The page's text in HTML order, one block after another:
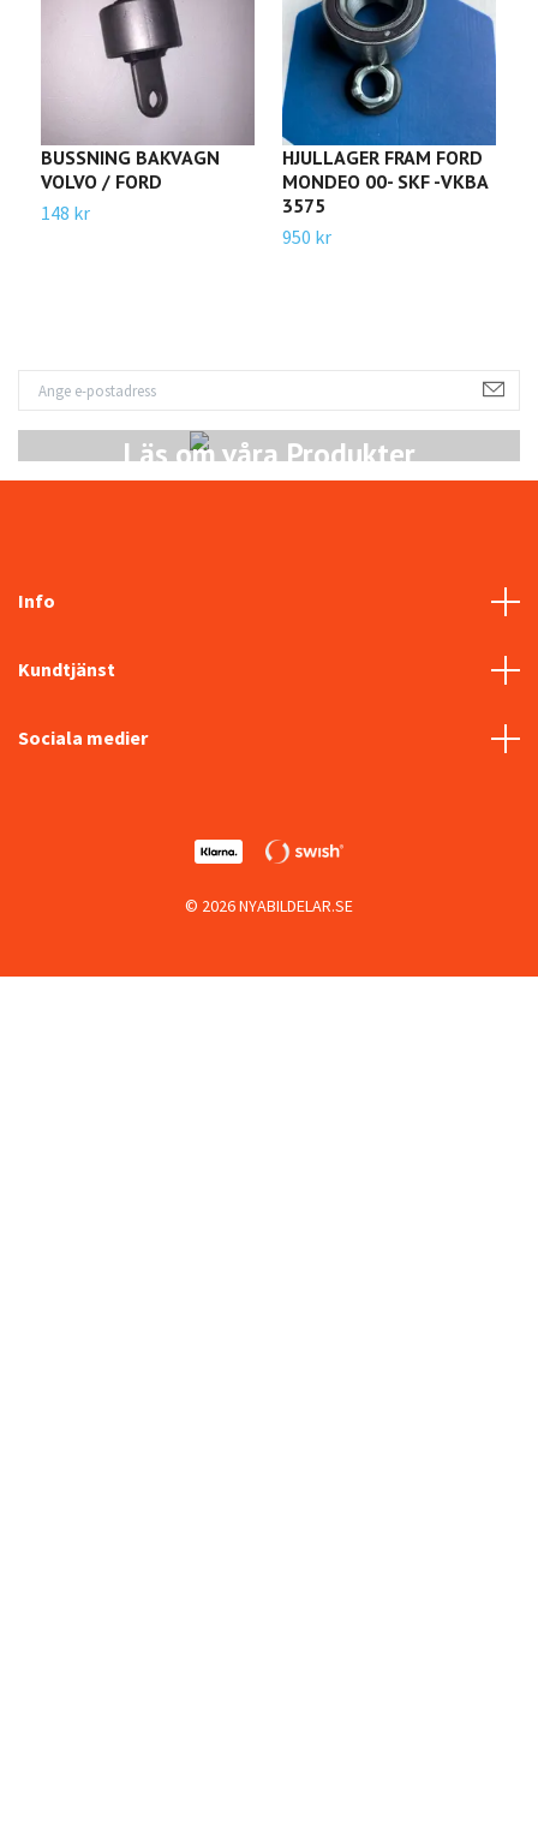
Läs om våra Produkter
BUSSNING BAKVAGN
VOLVO / FORD
148 kr
HJULLAGER FRAM FORD
MONDEO 00- SKF -VKBA
3575
950 kr
Info
Kundtjänst
Sociala medier
© 2026 NYABILDELAR.SE